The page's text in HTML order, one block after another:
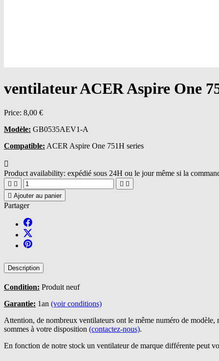
ventilateur ACER Aspire One
Price: 8,00 €
Modèle: GB0535AEV1-A
Compatible: ACER Aspire One 751H series

Product availability: expédié sous 24H ou le jour même si la
   
 Ajouter au panier
Partager
Description
Condition: Produit neuf
Garantie: 1an (voir conditions)
Attention, de nombreux ventilateurs ont le même numéro de
sommes à votre disposition (contactez-nous).
En fonction de notre stock un ventilateur de marque différente peut